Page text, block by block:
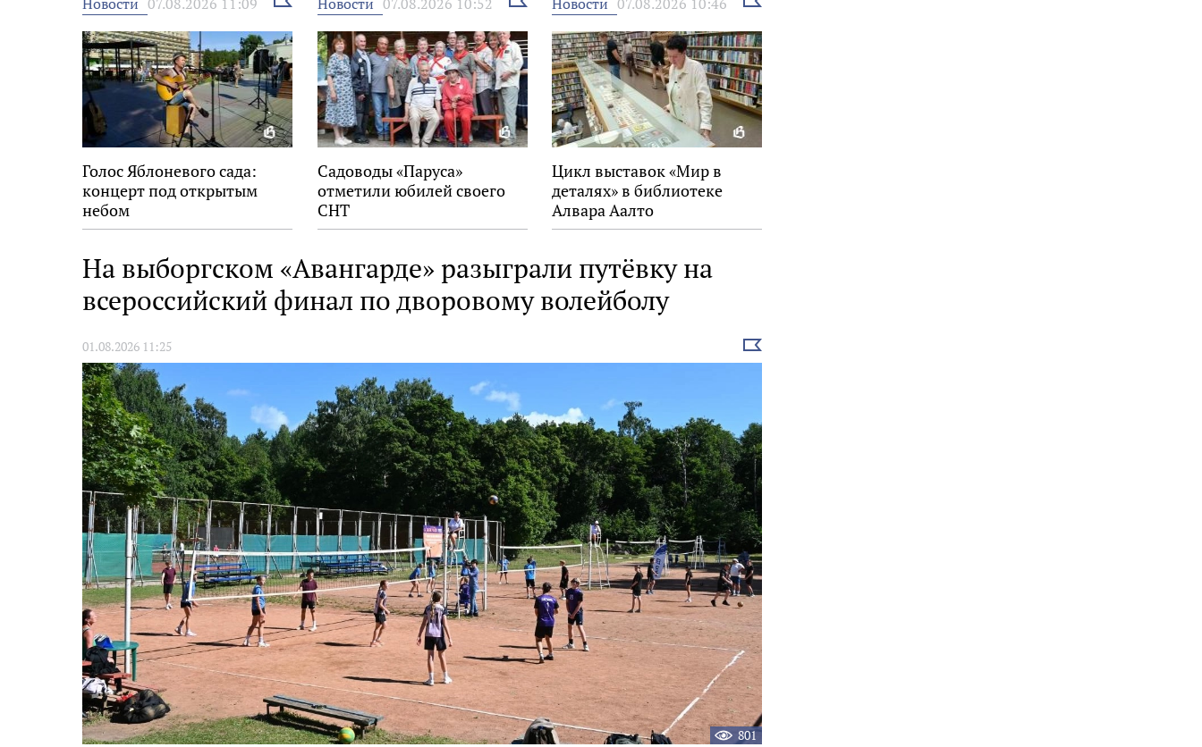
новость
Голос Яблоневого сада:
концерт под открытым
небом
новость
Садоводы «Паруса»
отметили юбилей своего
СНТ
Цикл выставок «Мир в
деталях» в библиотеке
Алвара Аалто
На выборгском «Авангарде» разыграли путёвку на
всероссийский финал по дворовому волейболу
01.08.2026 11:25
Выбрать
новость
801